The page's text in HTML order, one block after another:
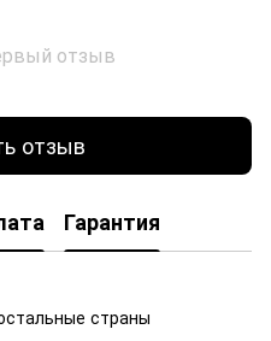
отзыв
отзыв
Гарантия
страны